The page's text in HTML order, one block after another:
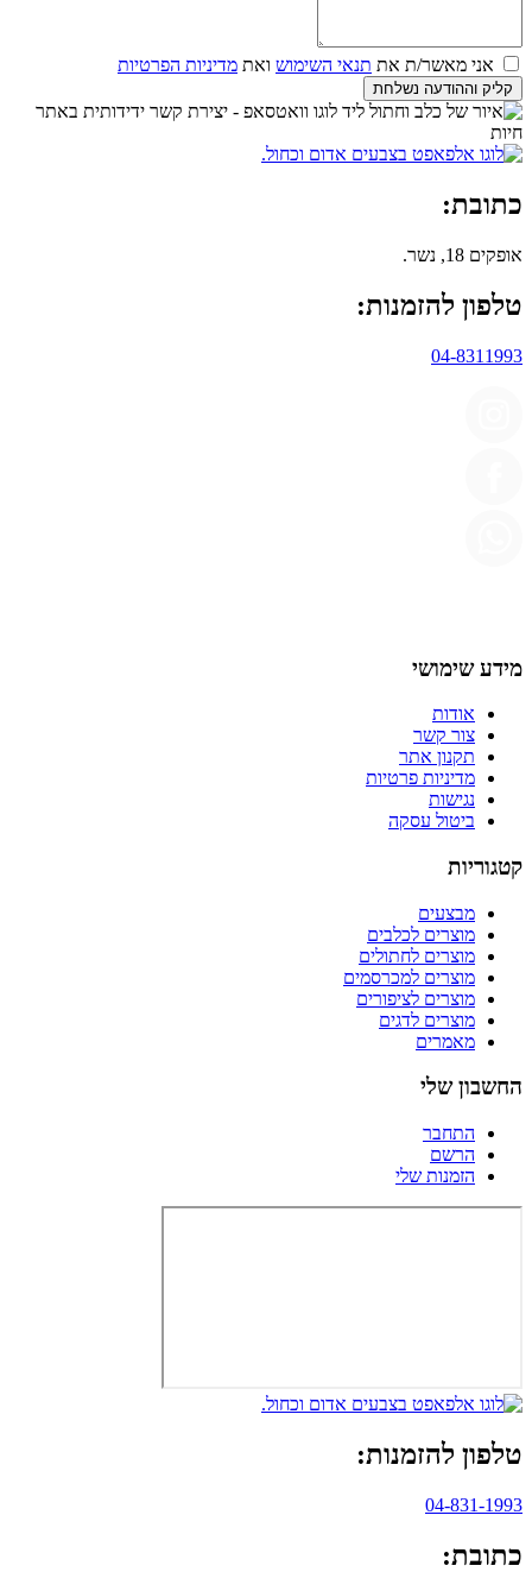
אני מאשר/ת את תנאי השימוש ואת מדיניות הפרטיות
קליק וההודעה נשלחת
כתובת:
אופקים 18, נשר.
טלפון להזמנות:
04-8311993
מידע שימושי
אודות
צור קשר
תקנון אתר
מדיניות פרטיות
נגישות
ביטול עסקה
קטגוריות
מבצעים
מוצרים לכלבים
מוצרים לחתולים
מוצרים למכרסמים
מוצרים לציפורים
מוצרים לדגים
מאמרים
החשבון שלי
התחבר
הרשם
הזמנות שלי
טלפון להזמנות:
04-831-1993
כתובת: